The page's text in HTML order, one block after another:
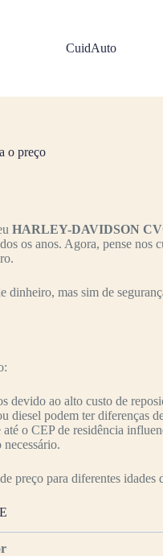
CuidAuto
o preço
HARLEY-DAVIDSON
os anos. Agora, pense
dinheiro, mas sim de
devido ao alto custo de
diesel podem ter diferenças
o CEP de residência
preço para diferentes